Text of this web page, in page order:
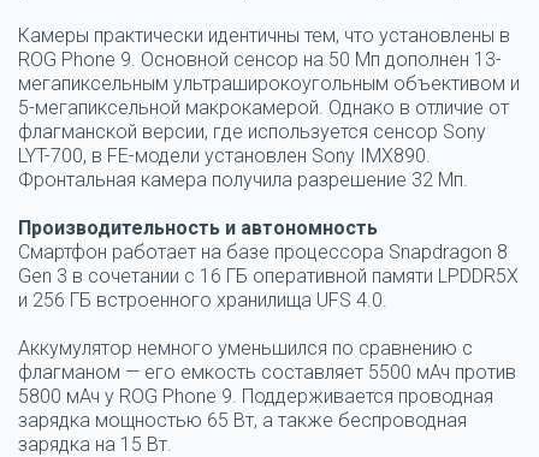
Камеры практически идентичны тем, что установлены в
ROG Phone 9. Основной сенсор на 50 Мп дополнен 13-
мегапиксельным ультраширокоугольным объективом и
5-мегапиксельной макрокамерой. Однако в отличие от
флагманской версии, где используется сенсор Sony
LYT-700, в FE-модели установлен Sony IMX890.
Фронтальная камера получила разрешение 32 Мп.
Производительность и автономность
Смартфон работает на базе процессора Snapdragon 8
Gen 3 в сочетании с 16 ГБ оперативной памяти LPDDR5X
и 256 ГБ встроенного хранилища UFS 4.0.
Аккумулятор немного уменьшился по сравнению с
флагманом — его емкость составляет 5500 мАч против
5800 мАч у ROG Phone 9. Поддерживается проводная
зарядка мощностью 65 Вт, а также беспроводная
зарядка на 15 Вт.